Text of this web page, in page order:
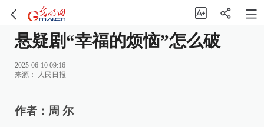
悬疑剧“幸福的烦恼”怎么破
2025-06-10 09:16
来源：
人民日报
作者：周 尔